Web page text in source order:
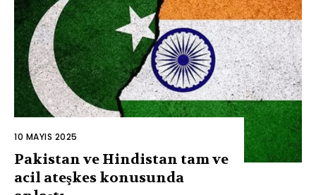
10 MAYIS 2025
Pakistan ve Hindistan tam ve
acil ateşkes konusunda